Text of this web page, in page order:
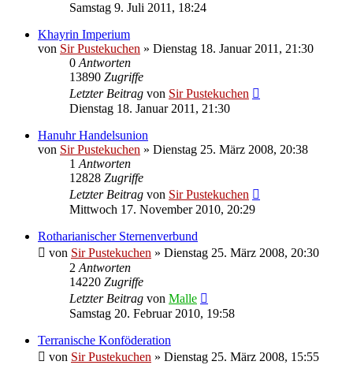
Samstag 9. Juli 2011, 18:24
Khayrin Imperium
von Sir Pustekuchen » Dienstag 18. Januar 2011, 21:30
0 Antworten
13890 Zugriffe
Letzter Beitrag von Sir Pustekuchen
Dienstag 18. Januar 2011, 21:30
Hanuhr Handelsunion
von Sir Pustekuchen » Dienstag 25. März 2008, 20:38
1 Antworten
12828 Zugriffe
Letzter Beitrag von Sir Pustekuchen
Mittwoch 17. November 2010, 20:29
Rotharianischer Sternenverbund
von Sir Pustekuchen » Dienstag 25. März 2008, 20:30
2 Antworten
14220 Zugriffe
Letzter Beitrag von Malle
Samstag 20. Februar 2010, 19:58
Terranische Konföderation
von Sir Pustekuchen » Dienstag 25. März 2008, 15:55